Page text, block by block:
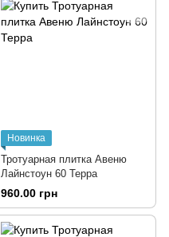
Новинка
Тротуарная плитка Авеню
Лайнстоун 60 Терра
960.00 грн